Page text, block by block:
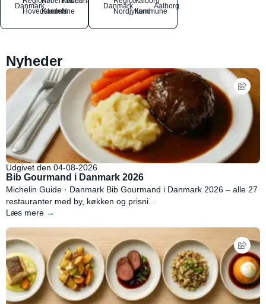
Danmark
Hovedstaden
Kommune
N
Danmark
NordjyllandKommune
Aalborg
Nyheder
Udgivet den 04-08-2026
Bib Gourmand i Danmark 2026
Michelin Guide · Danmark Bib Gourmand i Danmark 2026 – alle 27
restauranter med by, køkken og prisni...
Læs mere →